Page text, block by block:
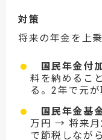
対策
将来の年金を上
国民年金付
料を納めるこ
る。2年で元が
国民年金基
万円 → 将来月
で節税しなが